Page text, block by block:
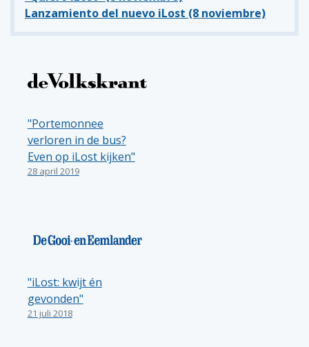
Lanzamiento del nuevo iLost (8 noviembre)
"Portemonnee
verloren in de bus?
Even op iLost kijken"
28 april 2019
"iLost: kwijt én
gevonden"
21 juli 2018